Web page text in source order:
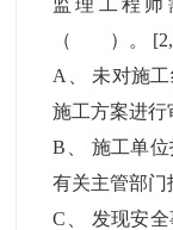
监理工程师
（ ）。
A
未对施
施工方案进行
B
施工单
有关主管部门
C
发现安